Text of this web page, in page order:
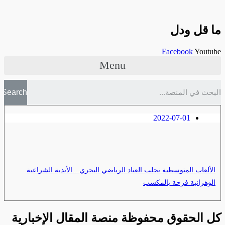
ما قل ودل
FacebookYoutube
Menu
Search
2022-07-01
الألعاب المتوسطية تجلب العتاد الرياضي البحري…الأندية الشراعية
الوهرانية فرحة بالمكسب
كل الحقوق محفوظة منصة المقال الإخبارية